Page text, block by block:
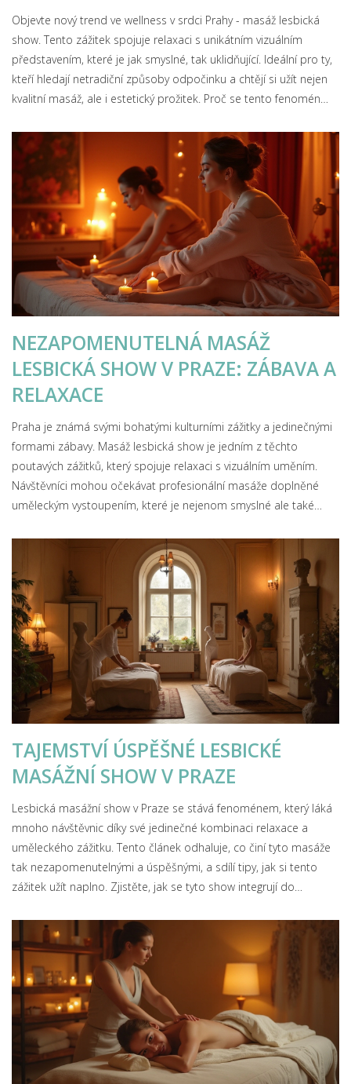
Objevte nový trend ve wellness v srdci Prahy - masáž lesbická
show. Tento zážitek spojuje relaxaci s unikátním vizuálním
představením, které je jak smyslné, tak uklidňující. Ideální pro ty,
kteří hledají netradiční způsoby odpočinku a chtějí si užít nejen
kvalitní masáž, ale i estetický prožitek. Proč se tento fenomén
NEZAPOMENUTELNÁ MASÁŽ
LESBICKÁ SHOW V PRAZE: ZÁBAVA A
RELAXACE
Praha je známá svými bohatými kulturními zážitky a jedinečnými
formami zábavy. Masáž lesbická show je jedním z těchto
poutavých zážitků, který spojuje relaxaci s vizuálním uměním.
Návštěvníci mohou očekávat profesionální masáže doplněné
uměleckým vystoupením, které je nejenom smyslné ale také
celého světa, přičemž poskytuje neotřelou perspektivu a nový
rozměr k tradičním zážitkům. Pokud hledáte večer plný vzrušení
a odpočinku, tato show vás jistě nezklame.
TAJEMSTVÍ ÚSPĚŠNÉ LESBICKÉ
MASÁŽNÍ SHOW V PRAZE
Lesbická masážní show v Praze se stává fenoménem, který láká
mnoho návštěvnic díky své jedinečné kombinaci relaxace a
uměleckého zážitku. Tento článek odhaluje, co činí tyto masáže
tak nezapomenutelnými a úspěšnými, a sdílí tipy, jak si tento
zážitek užít naplno. Zjistěte, jak se tyto show integrují do
Objevte kouzlo intimní atmosféry a profesionálního přístupu,
které činí z této show nezapomenutelný zážitek.